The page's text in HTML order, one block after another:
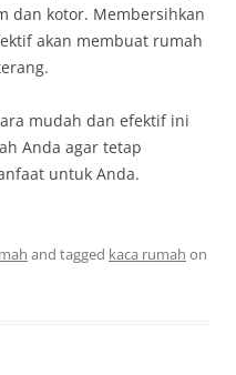
dan kotor. Membersihkan
akan membuat rumah
mudah dan efektif ini
Anda agar tetap
untuk Anda.
and tagged kaca rumah on